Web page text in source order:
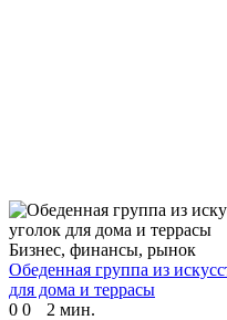
Бизнес, финансы, рынок
Обеденная группа из
для дома и террасы
0 0 2 мин.